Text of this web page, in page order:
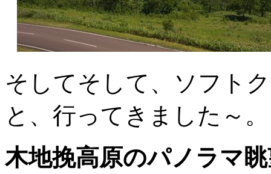
そしてそして、ソフト
と、行ってきました～。
木地挽高原のパノラマ